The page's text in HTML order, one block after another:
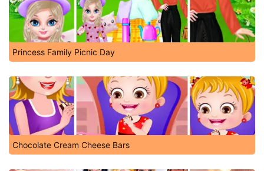
Princess Family Picnic Day
Chocolate Cream Cheese Bars